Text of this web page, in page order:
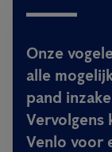
Onze
alle
pand
Vervolgens
Venlo voor